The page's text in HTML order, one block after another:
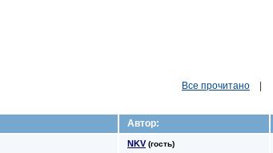
Все прочитано
Автор:
NKV(гость)